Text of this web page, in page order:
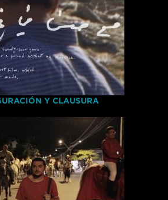
Y CLAUSURA